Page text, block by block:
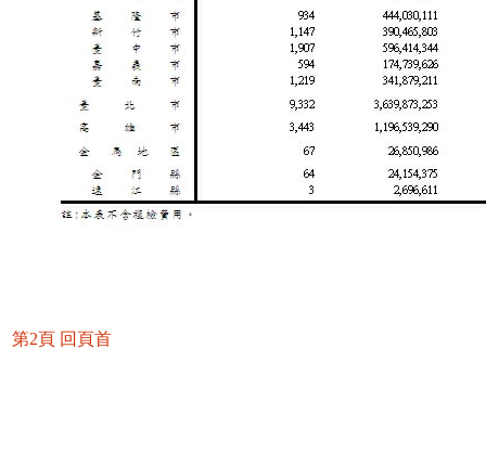
第2頁 回頁首